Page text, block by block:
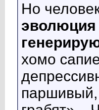
Но
эволюция
хомо
паршивый,